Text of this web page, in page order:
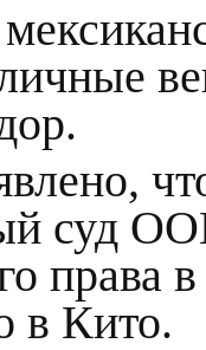
суд
права
в Кито.